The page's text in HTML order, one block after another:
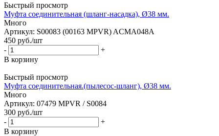
Быстрый просмотр
Муфта соединительная (шланг-насадка), Ø38 мм.
Много
Артикул: S00083 (00163 MPVR) ACMA048A
450 руб./шт
-
+
В корзину
Быстрый просмотр
Муфта соединительная.(пылесос-шланг), Ø38 мм.
Много
Артикул: 07479 MPVR / S0084
300 руб./шт
-
+
В корзину